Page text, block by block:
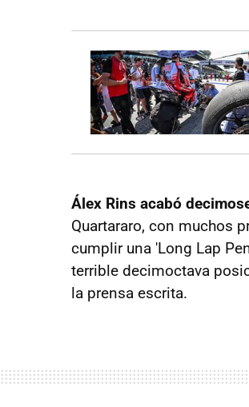
Álex Rins acabó
Quartararo, con muchos
cumplir una 'Long Lap
terrible decimoctava
la prensa escrita.